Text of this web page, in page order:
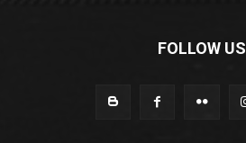
FOLLOW US